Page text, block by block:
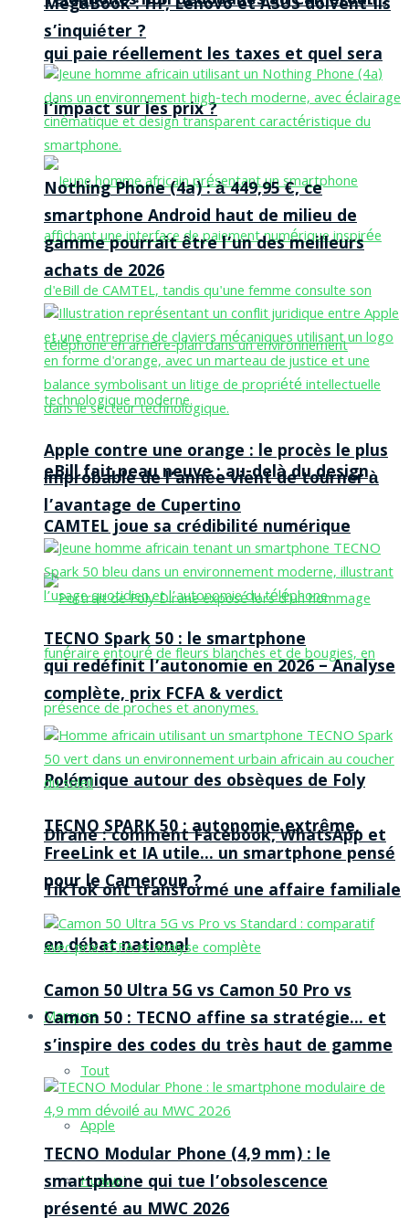
qui paie réellement les taxes et quel sera
l’impact sur les prix ?
eBill fait peau neuve : au-delà du design,
CAMTEL joue sa crédibilité numérique
Polémique autour des obsèques de Foly
Dirane : comment Facebook, WhatsApp et
TikTok ont transformé une affaire familiale
en débat national
Marques
Tout
Apple
Huawei
MegaBook : HP, Lenovo et ASUS doivent-ils
s’inquiéter ?
Nothing Phone (4a) : à 449,95 €, ce
smartphone Android haut de milieu de
gamme pourrait être l’un des meilleurs
achats de 2026
Apple contre une orange : le procès le plus
improbable de l’année vient de tourner à
l’avantage de Cupertino
TECNO Spark 50 : le smartphone
qui redéfinit l’autonomie en 2026 – Analyse
complète, prix FCFA & verdict
TECNO SPARK 50 : autonomie extrême,
FreeLink et IA utile… un smartphone pensé
pour le Cameroun ?
Camon 50 Ultra 5G vs Camon 50 Pro vs
Camon 50 : TECNO affine sa stratégie… et
s’inspire des codes du très haut de gamme
TECNO Modular Phone (4,9 mm) : le
smartphone qui tue l’obsolescence
présenté au MWC 2026